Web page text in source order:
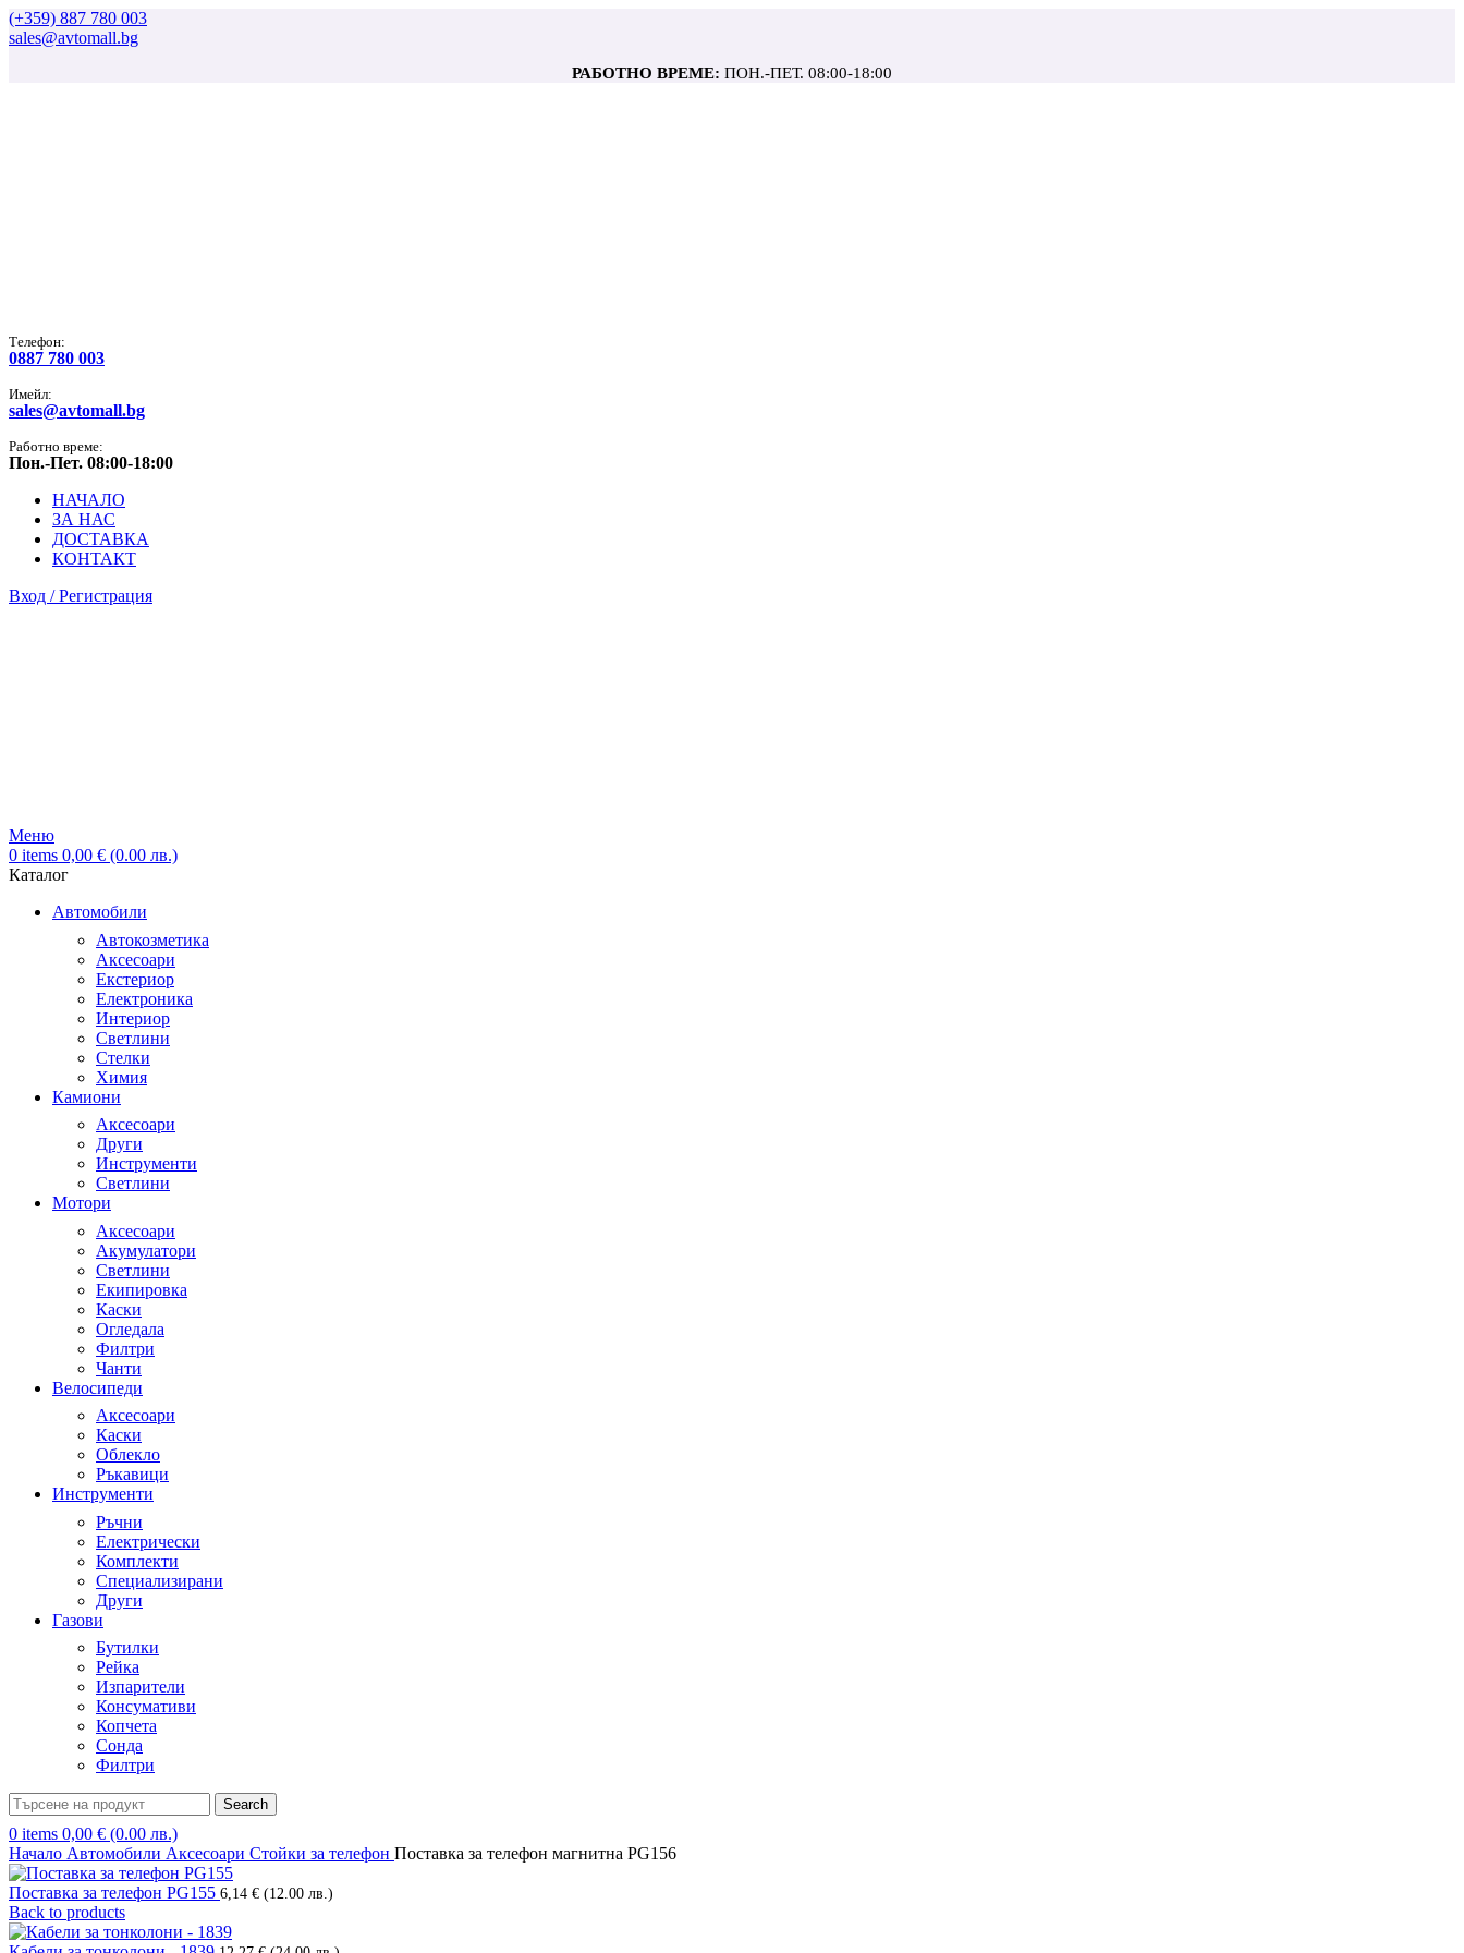
(+359) 887 780 003
sales@avtomall.bg
РАБОТНО ВРЕМЕ: ПОН.-ПЕТ. 08:00-18:00
Tелефон:
0887 780 003
Имейл:
sales@avtomall.bg
Работно време:
Пон.-Пет. 08:00-18:00
НАЧАЛО
ЗА НАС
ДОСТАВКА
КОНТАКТ
Вход / Регистрация
Меню
0 items 0,00 € (0.00 лв.)
Каталог
Автомобили
Автокозметика
Аксесоари
Екстериор
Електроника
Интериор
Светлини
Стелки
Химия
Камиони
Аксесоари
Други
Инструменти
Светлини
Мотори
Аксесоари
Акумулатори
Светлини
Екипировка
Каски
Огледала
Филтри
Чанти
Велосипеди
Аксесоари
Каски
Облекло
Ръкавици
Инструменти
Ръчни
Електрически
Комплекти
Специализирани
Други
Газови
Бутилки
Рейка
Изпарители
Консумативи
Копчета
Сонда
Филтри
Search
0 items 0,00 € (0.00 лв.)
Начало Автомобили Аксесоари Стойки за телефон Поставка за телефон магнитна PG156
Поставка за телефон PG155 6,14 € (12.00 лв.)
Back to products